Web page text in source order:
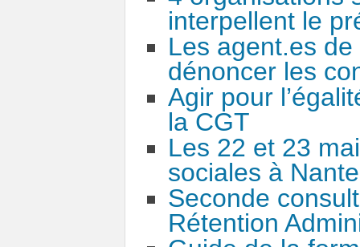
interpellent le
Les agent.es
dénoncer les
Agir pour
la CGT
Les 22 et 23
sociales à
Seconde
Rétention